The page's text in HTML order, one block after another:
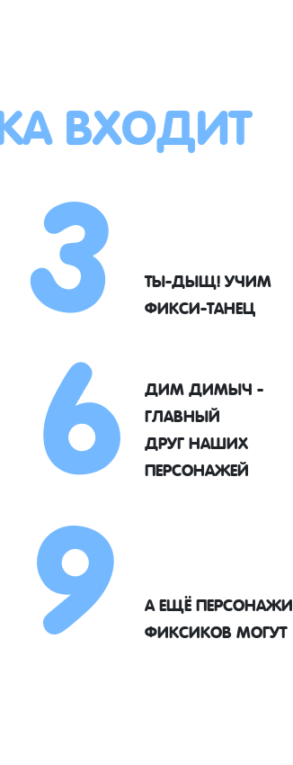
ВХОДИТ
3ТЫ-ДЫЩ! УЧИМ
ФИКСИ-ТАНЕЦ
6ДИМ ДИМЫЧ -
ГЛАВНЫЙ
ДРУГ НАШИХ
ПЕРСОНАЖЕЙ
9А ЕЩЁ ПЕРСОНАЖИ
ФИКСИКОВ МОГУТ